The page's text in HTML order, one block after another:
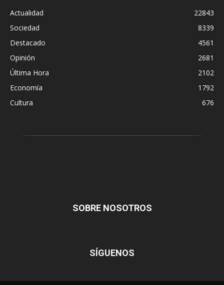
Actualidad
22843
Sociedad
8339
Destacado
4561
Opinión
2681
Última Hora
2102
Economía
1792
Cultura
676
SOBRE NOSOTROS
SÍGUENOS